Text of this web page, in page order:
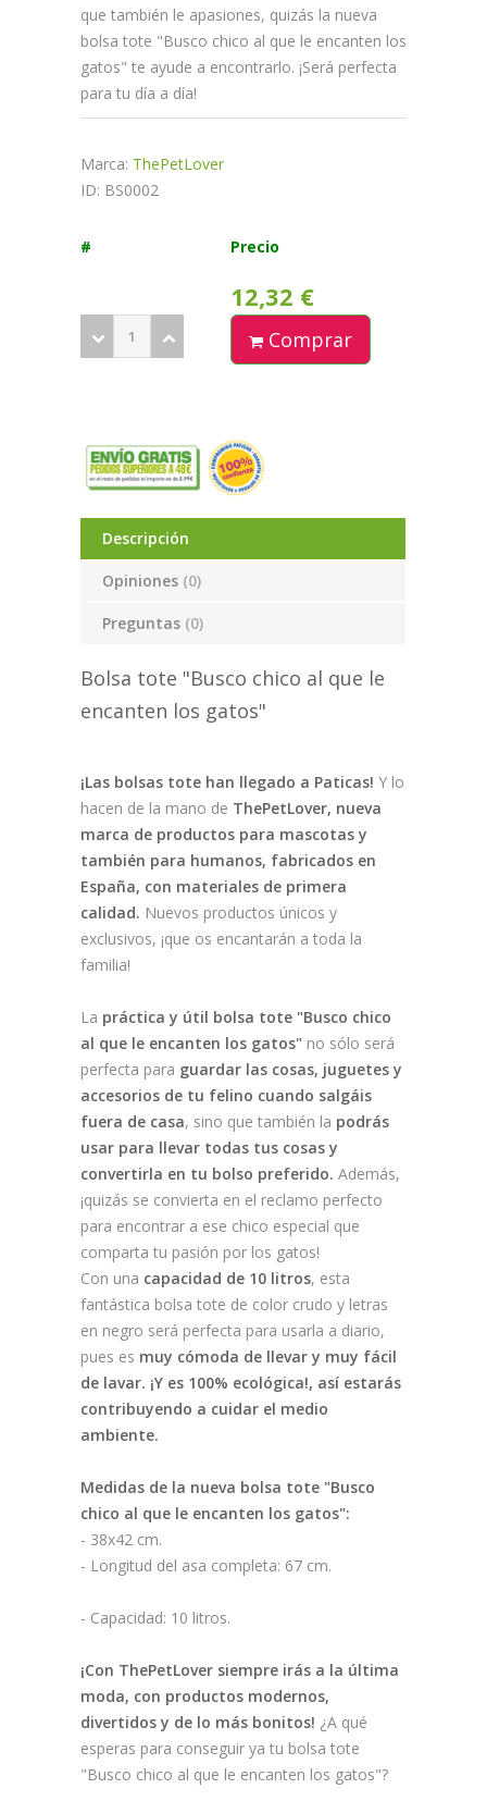
que también le apasiones, quizás la nueva
bolsa tote "Busco chico al que le encanten los
gatos" te ayude a encontrarlo. ¡Será perfecta
para tu día a día!
Marca: ThePetLover
ID: BS0002
# Precio
12,32 €
Comprar
Descripción
Opiniones (0)
Preguntas (0)
Bolsa tote "Busco chico al que le
encanten los gatos"
¡Las bolsas tote han llegado a Paticas! Y lo
hacen de la mano de ThePetLover, nueva
marca de productos para mascotas y
también para humanos, fabricados en
España, con materiales de primera
calidad. Nuevos productos únicos y
exclusivos, ¡que os encantarán a toda la
familia!
La práctica y útil bolsa tote "Busco chico
al que le encanten los gatos" no sólo será
perfecta para guardar las cosas, juguetes y
accesorios de tu felino cuando salgáis
fuera de casa, sino que también la podrás
usar para llevar todas tus cosas y
convertirla en tu bolso preferido. Además,
¡quizás se convierta en el reclamo perfecto
para encontrar a ese chico especial que
comparta tu pasión por los gatos!
Con una capacidad de 10 litros, esta
fantástica bolsa tote de color crudo y letras
en negro será perfecta para usarla a diario,
pues es muy cómoda de llevar y muy fácil
de lavar. ¡Y es 100% ecológica!, así estarás
contribuyendo a cuidar el medio
ambiente.
Medidas de la nueva bolsa tote "Busco
chico al que le encanten los gatos":
- 38x42 cm.
- Longitud del asa completa: 67 cm.
- Capacidad: 10 litros.
¡Con ThePetLover siempre irás a la última
moda, con productos modernos,
divertidos y de lo más bonitos! ¿A qué
esperas para conseguir ya tu bolsa tote
"Busco chico al que le encanten los gatos"?